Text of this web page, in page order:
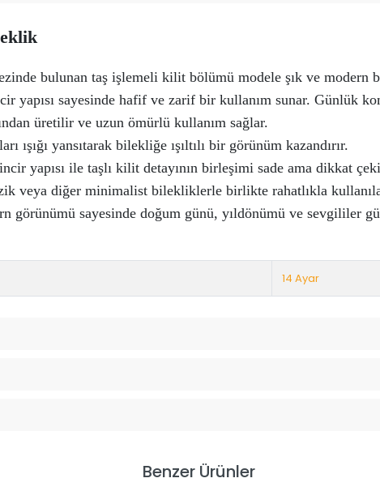
bulunan taş işlemeli kilit bölümü modele şık ve modern
yapısı sayesinde hafif ve zarif bir kullanım sunar. Günlük
üretilir ve uzun ömürlü kullanım sağlar.
ışığı yansıtarak bilekliğe ışıltılı bir görünüm kazandırır.
yapısı ile taşlı kilit detayının birleşimi sade ama dikkat
veya diğer minimalist bilekliklerle birlikte rahatlıkla
görünümü sayesinde doğum günü, yıldönümü ve sevgililer
14 Ayar
Benzer Ürünler